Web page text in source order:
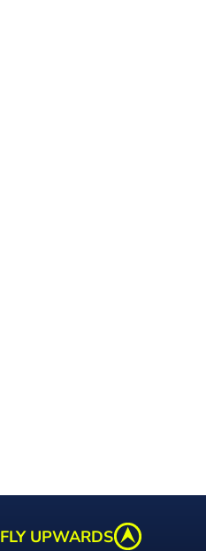
FLY UPWARDS